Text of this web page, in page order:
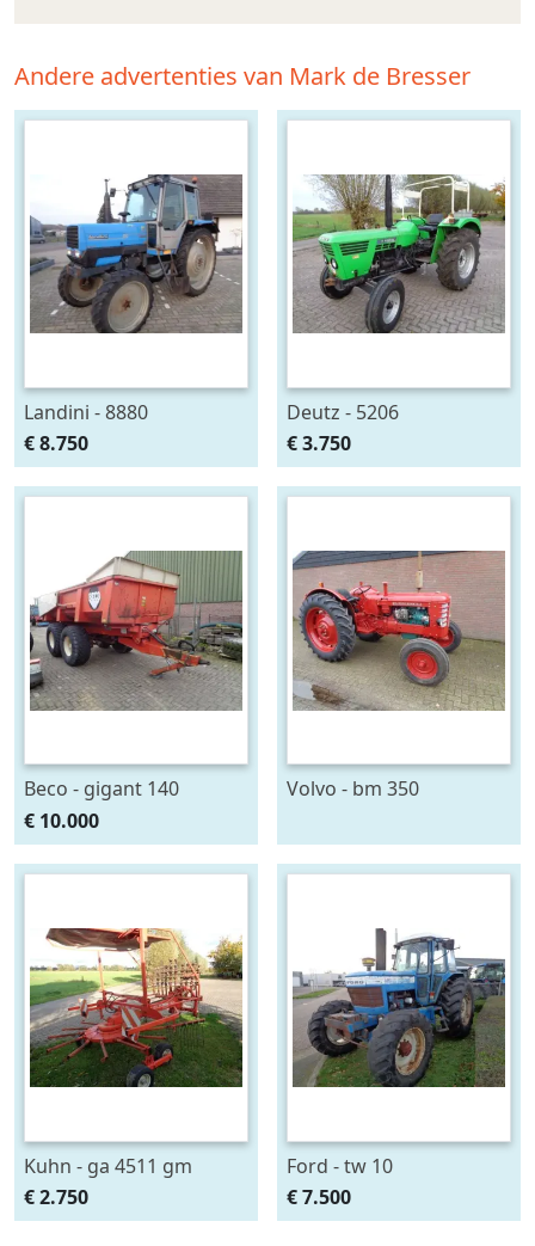
Andere advertenties van Mark de Bresser
Landini - 8880
€ 8.750
Deutz - 5206
€ 3.750
Beco - gigant 140
€ 10.000
Volvo - bm 350
Kuhn - ga 4511 gm
€ 2.750
Ford - tw 10
€ 7.500